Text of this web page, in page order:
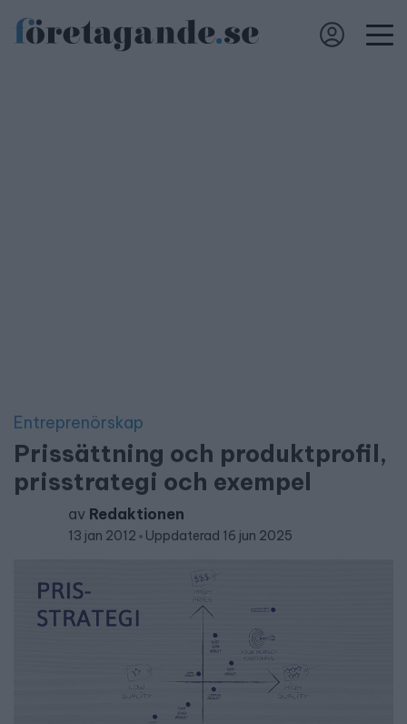
Entreprenörskap
Prissättning och produktprofil,
prisstrategi och exempel
av Redaktionen
13 jan 2012 Uppdaterad 16 jun 2025